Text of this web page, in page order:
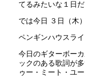
てるみたいな１日
では今日 ３日（木
ペンギンハウスラ
今日のギターボー
ックのある歌詞が
ゥー・ミート・ユ